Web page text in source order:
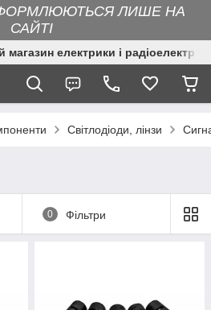
ЛИШЕ НА
САЙТІ
магазин електрики і
Світлодіоди, лінзи
0 Фільтри